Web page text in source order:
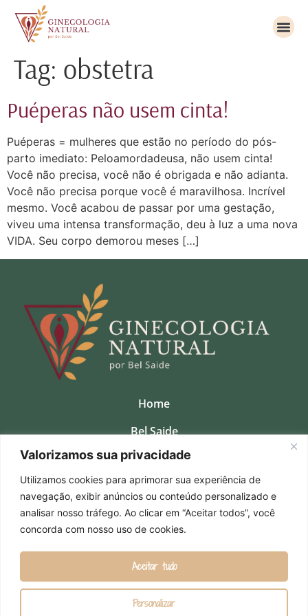
Valorizamos sua privacidade
Utilizamos cookies para aprimorar sua experiência de
navegação, exibir anúncios ou conteúdo personalizado e
analisar nosso tráfego. Ao clicar em “Aceitar todos”, você
concorda com nosso uso de cookies.
Personalizar
Aceitar tudo
Tag: obstetra
Puéperas não usem cinta!
Puéperas = mulheres que estão no período do pós-
parto imediato: Peloamordadeusa, não usem cinta!
Você não precisa, você não é obrigada e não adianta.
Você não precisa porque você é maravilhosa. Incrível
mesmo. Você acabou de passar por uma gestação,
viveu uma intensa transformação, deu à luz a uma nova
VIDA. Seu corpo demorou meses […]
Home
Bel Saide
Clinica
Consultas Presenciais
Cursos
Contato